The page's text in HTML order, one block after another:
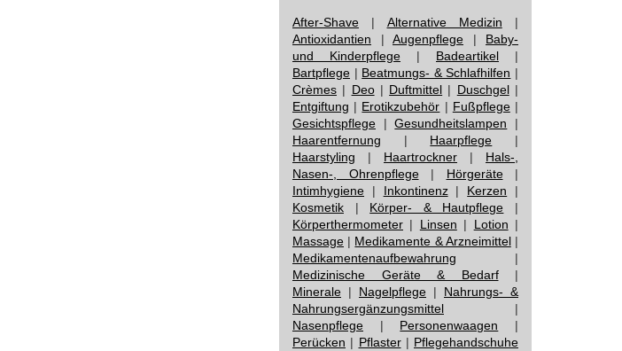
After-Shave | Alternative Medizin |
Antioxidantien | Augenpflege | Baby-
und Kinderpflege | Badeartikel |
Bartpflege | Beatmungs- & Schlafhilfen |
Crèmes | Deo| Duftmittel | Duschgel|
Entgiftung | Erotikzubehör | Fußpflege|
Gesichtspflege |Gesundheitslampen |
Haarentfernung | Haarpflege |
Haarstyling | Haartrockner | Hals-,
Nasen-, Ohrenpflege| Hörgeräte|
Intimhygiene | Inkontinenz| Kerzen |
Kosmetik | Körper- & Hautpflege |
Körperthermometer | Linsen | Lotion |
Massage | Medikamente & Arzneimittel|
Medikamentenaufbewahrung |
Medizinische Geräte & Bedarf|
Minerale | Nagelpflege | Nahrungs- &
Nahrungsergänzungsmittel |
Nasenpflege | Personenwaagen |
Perücken | Pflaster| Pflegehandschuhe